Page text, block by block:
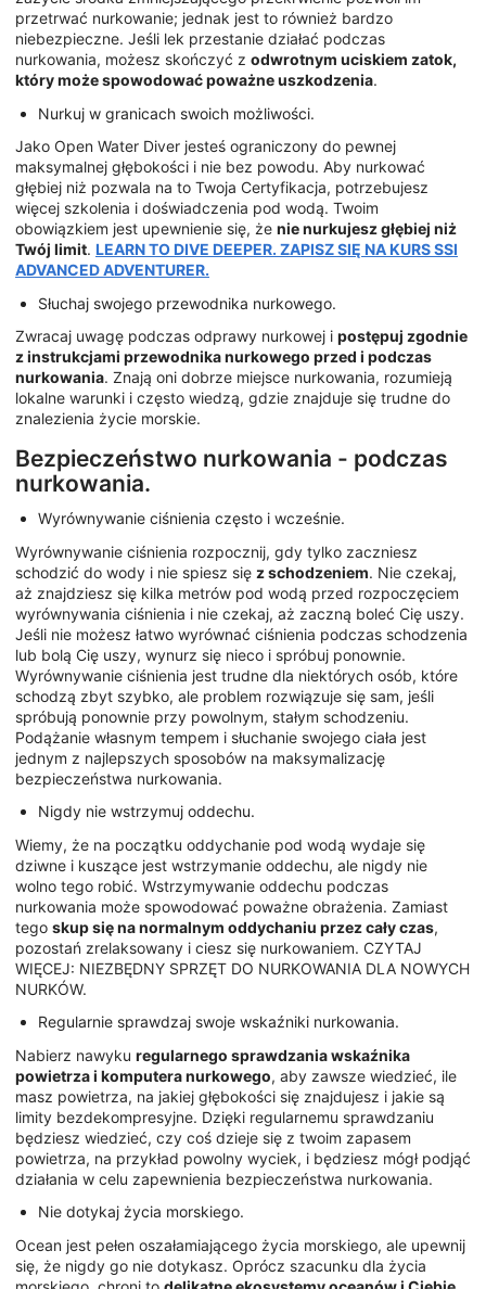
przetrwać nurkowanie; jednak jest to również bardzo
niebezpieczne. Jeśli lek przestanie działać podczas
nurkowania, możesz skończyć z odwrotnym uciskiem zatok,
który może spowodować poważne uszkodzenia.
Nurkuj w granicach swoich możliwości.
Jako Open Water Diver jesteś ograniczony do pewnej
maksymalnej głębokości i nie bez powodu. Aby nurkować
głębiej niż pozwala na to Twoja Certyfikacja, potrzebujesz
więcej szkolenia i doświadczenia pod wodą. Twoim
obowiązkiem jest upewnienie się, że nie nurkujesz głębiej niż
Twój limit. LEARN TO DIVE DEEPER. ZAPISZ SIĘ NA KURS SSI
ADVANCED ADVENTURER.
Słuchaj swojego przewodnika nurkowego.
Zwracaj uwagę podczas odprawy nurkowej i postępuj zgodnie
z instrukcjami przewodnika nurkowego przed i podczas
nurkowania. Znają oni dobrze miejsce nurkowania, rozumieją
lokalne warunki i często wiedzą, gdzie znajduje się trudne do
znalezienia życie morskie.
Bezpieczeństwo nurkowania - podczas
nurkowania.
Wyrównywanie ciśnienia często i wcześnie.
Wyrównywanie ciśnienia rozpocznij, gdy tylko zaczniesz
schodzić do wody i nie spiesz się z schodzeniem. Nie czekaj,
aż znajdziesz się kilka metrów pod wodą przed rozpoczęciem
wyrównywania ciśnienia i nie czekaj, aż zaczną boleć Cię uszy.
Jeśli nie możesz łatwo wyrównać ciśnienia podczas schodzenia
lub bolą Cię uszy, wynurz się nieco i spróbuj ponownie.
Wyrównywanie ciśnienia jest trudne dla niektórych osób, które
schodzą zbyt szybko, ale problem rozwiązuje się sam, jeśli
spróbują ponownie przy powolnym, stałym schodzeniu.
Podążanie własnym tempem i słuchanie swojego ciała jest
jednym z najlepszych sposobów na maksymalizację
bezpieczeństwa nurkowania.
Nigdy nie wstrzymuj oddechu.
Wiemy, że na początku oddychanie pod wodą wydaje się
dziwne i kuszące jest wstrzymanie oddechu, ale nigdy nie
wolno tego robić. Wstrzymywanie oddechu podczas
nurkowania może spowodować poważne obrażenia. Zamiast
tego skup się na normalnym oddychaniu przez cały czas,
pozostań zrelaksowany i ciesz się nurkowaniem. CZYTAJ
WIĘCEJ: NIEZBĘDNY SPRZĘT DO NURKOWANIA DLA NOWYCH
NURKÓW.
Regularnie sprawdzaj swoje wskaźniki nurkowania.
Nabierz nawyku regularnego sprawdzania wskaźnika
powietrza i komputera nurkowego, aby zawsze wiedzieć, ile
masz powietrza, na jakiej głębokości się znajdujesz i jakie są
limity bezdekompresyjne. Dzięki regularnemu sprawdzaniu
będziesz wiedzieć, czy coś dzieje się z twoim zapasem
powietrza, na przykład powolny wyciek, i będziesz mógł podjąć
działania w celu zapewnienia bezpieczeństwa nurkowania.
Nie dotykaj życia morskiego.
Ocean jest pełen oszałamiającego życia morskiego, ale upewnij
się, że nigdy go nie dotykasz. Oprócz szacunku dla życia